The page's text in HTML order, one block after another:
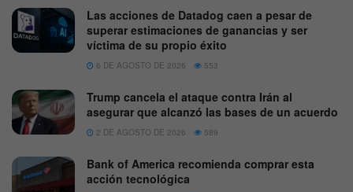
Las acciones de Datadog caen a pesar de
superar estimaciones de ganancias y ser
víctima de su propio éxito
6 DE AGOSTO DE 2026 553
Trump cancela el ataque contra Irán al
asegurar que alcanzó las bases de un acuerdo
2 DE AGOSTO DE 2026 589
Bank of America recomienda comprar esta
acción tecnológica